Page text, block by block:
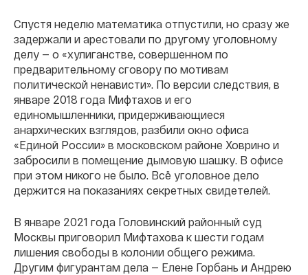
Спустя неделю математика отпустили, но сразу же
задержали и арестовали по другому уголовному
делу — о «хулиганстве, совершенном по
предварительному сговору по мотивам
политической ненависти». По версии следствия, в
январе 2018 года Мифтахов и его
единомышленники, придерживающиеся
анархических взглядов, разбили окно офиса
«Единой России» в московском районе Ховрино и
забросили в помещение дымовую шашку. В офисе
при этом никого не было. Всё уголовное дело
держится на показаниях секретных свидетелей.
В январе 2021 года Головинский районный суд
Москвы приговорил Мифтахова к шести годам
лишения свободы в колонии общего режима.
Другим фигурантам дела — Елене Горбань и Андрею